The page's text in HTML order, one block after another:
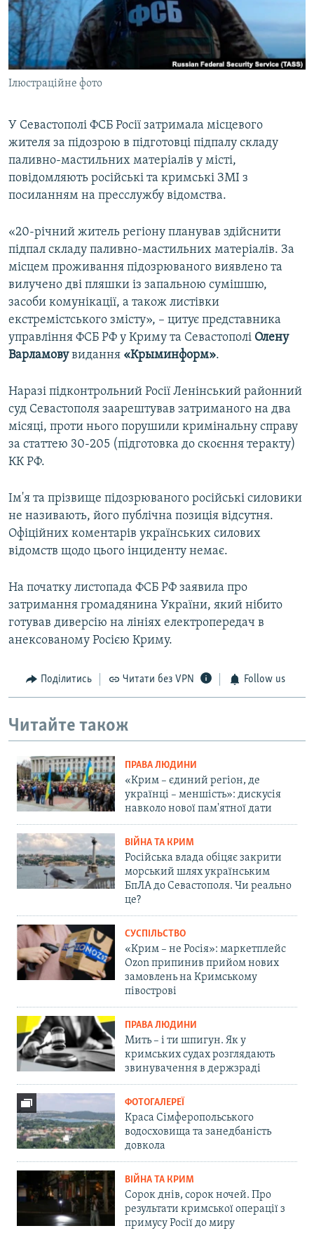
ВІДЕОУРОКИ «ELIFBE»
СВІДЧЕННЯ ОКУПАЦІЇ
УКРАЇНСЬКА ПРОБЛЕМА КРИМУ
ІНФОГРАФІКА
Русский
Qırımtatar
ДОЛУЧАЙСЯ!
Усі сайти RFE/RL
Ілюстраційне фото
У Севастополі ФСБ Росії затримала місцевого
жителя за підозрою в підготовці підпалу складу
паливно-мастильних матеріалів у місті,
повідомляють російські та кримські ЗМІ з
посиланням на пресслужбу відомства.
«20-річний житель регіону планував здійснити
підпал складу паливно-мастильних матеріалів. За
місцем проживання підозрюваного виявлено та
вилучено дві пляшки із запальною сумішшю,
засоби комунікації, а також листівки
екстремістського змісту», – цитує представника
управління ФСБ РФ у Криму та Севастополі Олену
Варламовувидання «Крыминформ».
Наразі підконтрольний Росії Ленінський районний
суд Севастополя заарештував затриманого на два
місяці, проти нього порушили кримінальну справу
за статтею 30-205 (підготовка до скоєння теракту)
КК РФ.
Ім'я та прізвище підозрюваного російські силовики
не називають, його публічна позиція відсутня.
Офіційних коментарів українських силових
відомств щодо цього інциденту немає.
На початку листопада ФСБ РФ заявила про
затримання громадянина України, який нібито
готував диверсію на лініях електропередач в
анексованому Росією Криму.
Поділитись Читати без VPN Follow us
Читайте також
ПРАВА ЛЮДИНИ
«Крим – єдиний регіон, де
українці – меншість»: дискусія
навколо нової пам'ятної дати
ВІЙНА ТА КРИМ
Російська влада обіцяє закрити
морський шлях українським
БпЛА до Севастополя. Чи реально
це?
СУСПІЛЬСТВО
«Крим – не Росія»: маркетплейс
Ozon припинив прийом нових
замовлень на Кримському
півострові
ПРАВА ЛЮДИНИ
Мить – і ти шпигун. Як у
кримських судах розглядають
звинувачення в держзраді
ФОТОГАЛЕРЕЇ
Краса Сімферопольського
водосховища та занедбаність
довкола
ВІЙНА ТА КРИМ
Сорок днів, сорок ночей. Про
результати кримської операції з
примусу Росії до миру